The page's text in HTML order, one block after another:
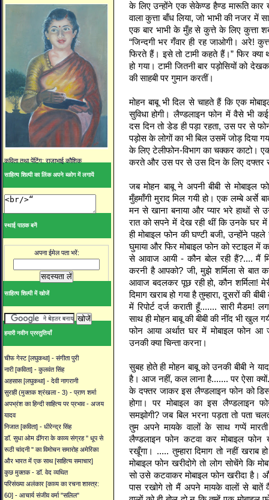
कविता तथा पेंटिंग: राजाभाई कौशिक
साहित्य शिल्पी का लिंक अपने ब्ळोग में लगायें
स्थाई पाठक बनें
अपना ईमेल पता भरें:
साहित्य शिल्पी में खोजें
हमारी नवीन प्रस्तुतियाँ
चीफ गेस्ट [लघुकथा] - संगीता पुरी
नारी [कविता] - कुलवंत सिंह
अहसास [लघुकथा] - देवी नागरानी
सुराही (मुक्तक श्रंखला - 3) - प्राण शर्मा
अपभ्रंश का हिन्दी साहित्य पर प्रभाव - अजय
यादव
निजात [कविता] - धीरेन्द्र सिंह
डॉ. सुधा ओम ढींगरा के काव्य संग्रह '' धूप से
रूठी चांदनी '' का विमोचन समारोह अमेरिका
और भारत में एक साथ [साहित्य समाचार]
कुछ मुक्तक - डॉ. वेद व्यथित
परिसंख्या अलंकार [काव्य का रचना शास्त्र:
60] - आचार्य संजीव वर्मा "सलिल"
के लिए उन्होंने एक सेकेण्ड हैण्ड मारूति
वाला कुत्ता बाँध लिया, जो भाभी की नजर में
एक बार भाभी के मुँह से कुत्ते के लिए कुत्ता
“जिन्दगी भर गँवार ही रह जाओगी। अरे!
फिरते हैं। इसे तो टामी कहते हैं।” फिर क्या
हो गया। टामी जितनी बार पड़ोसियों को
की साहबी पर गुमान करतीं।
मोहन बाबू भी दिल से चाहते हैं कि एक
सुविधा होगी। लैण्डलाइन फोन में वैसे भी
दस दिन तो डेड ही पड़ा रहता, उस पर से
पड़ोस के लोगों का भी बिल उसमें जोड़ दिया
के लिए टेलीफोन-विभाग का चक्कर काटो। एक
करते और उस पर से उस दिन के लिए दफ्तर
जब मोहन बाबू ने अपनी बीबी से मोबाइल
मुँहमाँगी मुराद मिल गयी हो। एक लम्बे अर्से
मन से खाना बनाया और प्यार भरे हाथों से
रात को सपने में देख रही थीं कि उनके घर
ही मोबाइल फोन की घण्टी बजी, उन्होंने
घुमाया और फिर मोबाइल फोन को स्टाइल में
से आवाज आयी - कौन बोल रही हैं?.... मैं
करनी है आपको? जी, मुझे शर्मिला से बात
आवाज बदलकर पूछ रही हो, कौन शर्मिला!
दिमाग खराब हो गया है तुम्हारा, दूसरों की
में रिपोर्ट दर्ज कराती हूँ....... सारी मैडम!
साथ ही मोहन बाबू की बीबी की नींद भी खुल
फोन आया अर्थात घर में मोबाइल फोन आ
उनकी क्या चिन्ता करना।
सुबह होते ही मोहन बाबू को उनकी बीबी ने
है। आज नहीं, कल लाना है....... पर ऐसा
के दफ्तर जाकर इस लैण्डलाइन फोन को
होगा। पर मोबाइल का इस लैण्डलाइन
समझोगी? जब बिल भरना पड़ता तो पता
तुम अपने मायके वालों के साथ गप्पें
लैण्डलाइन फोन कटवा कर मोबाइल
रखूँगा। ..... तुम्हारा दिमाग तो नहीं
मोबाइल फोन खरीदोगे तो लोग सोचेंगे कि
सो उसे कटवाकर मोबाइल फोन खरीदा है।
पास रखोगे तो मैं अपने मायके वालों से